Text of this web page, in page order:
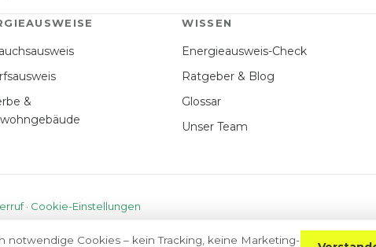
&
WISSEN
Energieausweis-Check
Ratgeber & Blog
Glossar
Unser Team
· Cookie-Einstellungen
Cookies – kein Tracking, keine Marketing-